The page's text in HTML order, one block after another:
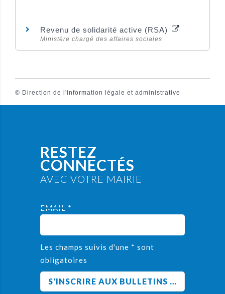
Revenu de solidarité active (RSA)
Ministère chargé des affaires sociales
© Direction de l'information légale et administrative
RESTEZ
CONNECTÉS
AVEC VOTRE MAIRIE
EMAIL *
Les champs suivis d'une * sont
obligatoires